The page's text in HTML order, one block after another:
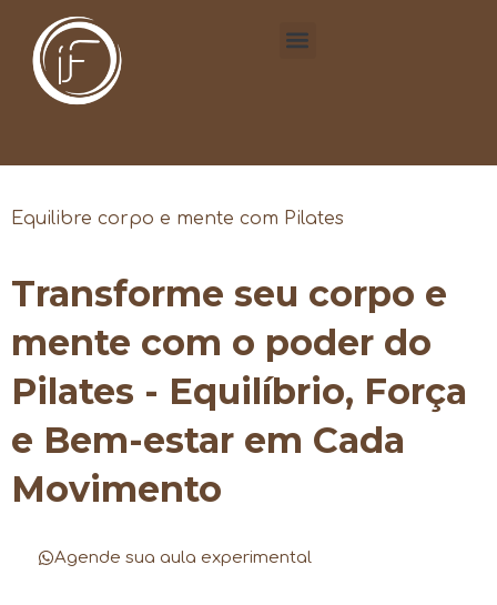
Equilibre corpo e mente com Pilates
Transforme seu corpo e
mente com o poder do
Pilates - Equilíbrio, Força
e Bem-estar em Cada
Movimento
Agende sua aula experimental